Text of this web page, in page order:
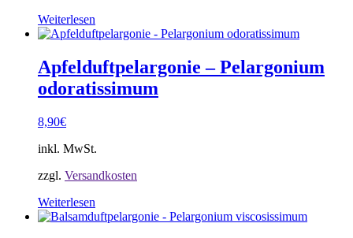
Weiterlesen
Apfelduftpelargonie – Pelargonium
odoratissimum
8,90€
inkl. MwSt.
zzgl. Versandkosten
Weiterlesen